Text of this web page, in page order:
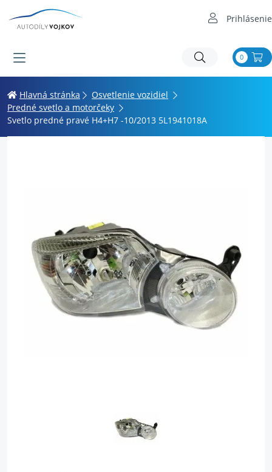
Prihlásenie
0
Hlavná stránka
Osvetlenie vozidiel
Predné svetlo a motorčeky
Svetlo predné pravé H4+H7 -10/2013 5L1941018A